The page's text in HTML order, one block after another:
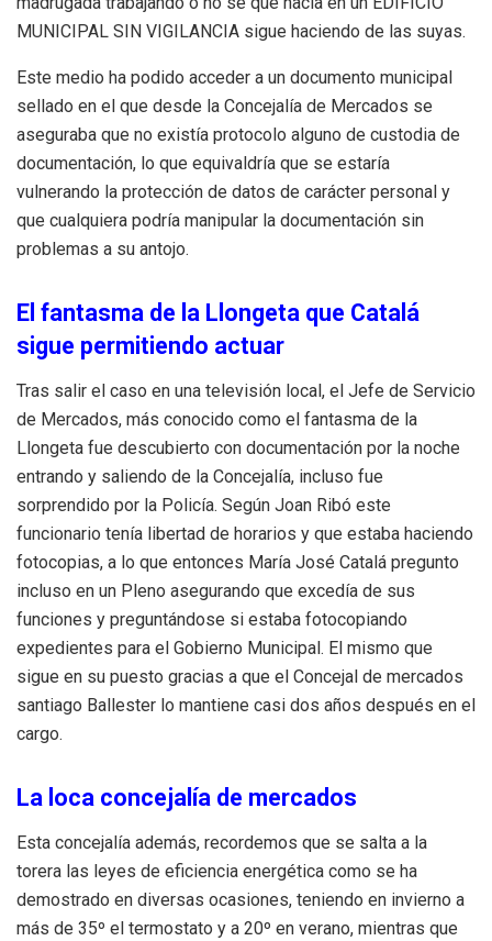
MUNICIPAL SIN VIGILANCIA sigue haciendo de las suyas.
Este medio ha podido acceder a un documento municipal
sellado en el que desde la Concejalía de Mercados se
aseguraba que no existía protocolo alguno de custodia de
documentación, lo que equivaldría que se estaría
vulnerando la protección de datos de carácter personal y
que cualquiera podría manipular la documentación sin
problemas a su antojo.
El fantasma de la Llongeta que Catalá
sigue permitiendo actuar
Tras salir el caso en una televisión local, el Jefe de Servicio
de Mercados, más conocido como el fantasma de la
Llongeta fue descubierto con documentación por la noche
entrando y saliendo de la Concejalía, incluso fue
sorprendido por la Policía. Según Joan Ribó este
funcionario tenía libertad de horarios y que estaba haciendo
fotocopias, a lo que entonces María José Catalá pregunto
incluso en un Pleno asegurando que excedía de sus
funciones y preguntándose si estaba fotocopiando
expedientes para el Gobierno Municipal. El mismo que
sigue en su puesto gracias a que el Concejal de mercados
santiago Ballester lo mantiene casi dos años después en el
cargo.
La loca concejalía de mercados
Esta concejalía además, recordemos que se salta a la
torera las leyes de eficiencia energética como se ha
demostrado en diversas ocasiones, teniendo en invierno a
más de 35º el termostato y a 20º en verano, mientras que